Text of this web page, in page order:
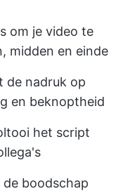
om je video te
midden en einde
de nadruk op
en beknoptheid
het script
boodschap